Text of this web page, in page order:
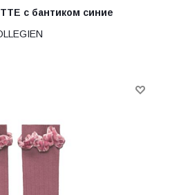
с бантиком синие